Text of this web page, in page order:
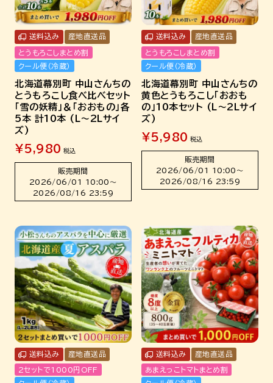
北海道幕別町 中山さんちの
とうもろこし食べ比べセット
「雪の妖精」＆「おおもの」各
5本 計10本 (L～2Lサイ
ズ)
送料込み 産地直送品
とうもろこしまとめ割
クール便（冷蔵）
¥ 5,980 税込
販売期間
2026/06/01 10:00 〜
2026/08/16 23:59
北海道幕別町 中山さんちの
黄色とうもろこし「おおも
の」10本セット (L～2Lサイ
ズ)
送料込み 産地直送品
とうもろこしまとめ割
クール便（冷蔵）
¥ 5,980 税込
販売期間
2026/06/01 10:00 〜
2026/08/16 23:59
送料込み 産地直送品
2セットで1000円OFF
送料込み 産地直送品
あまえっこトマトまとめ割